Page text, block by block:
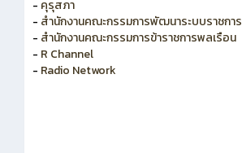
- คุรุสภา
- สำนักงานคณะกรรมการพัฒนาระบบราชการ
- สำนักงานคณะกรรมการข้าราชการพลเรือน
- R Channel
- Radio Network